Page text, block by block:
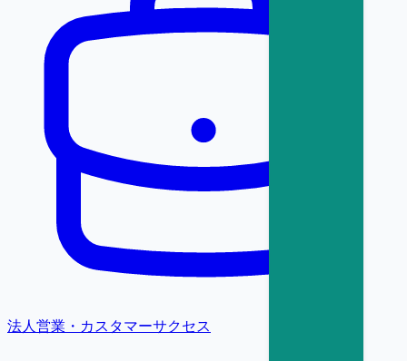
法人営業・カスタマーサクセス